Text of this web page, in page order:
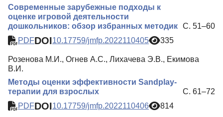
Современные зарубежные подходы к
оценке игровой деятельности
дошкольников: обзор избранных методик С. 51–60
PDFDOI10.17759/jmfp.2022110405 335
Розенова М.И., Огнев А.С., Лихачева Э.В., Екимова
В.И.
Методы оценки эффективности Sandplay-
терапии для взрослых
С. 61–72
PDFDOI10.17759/jmfp.2022110406 814